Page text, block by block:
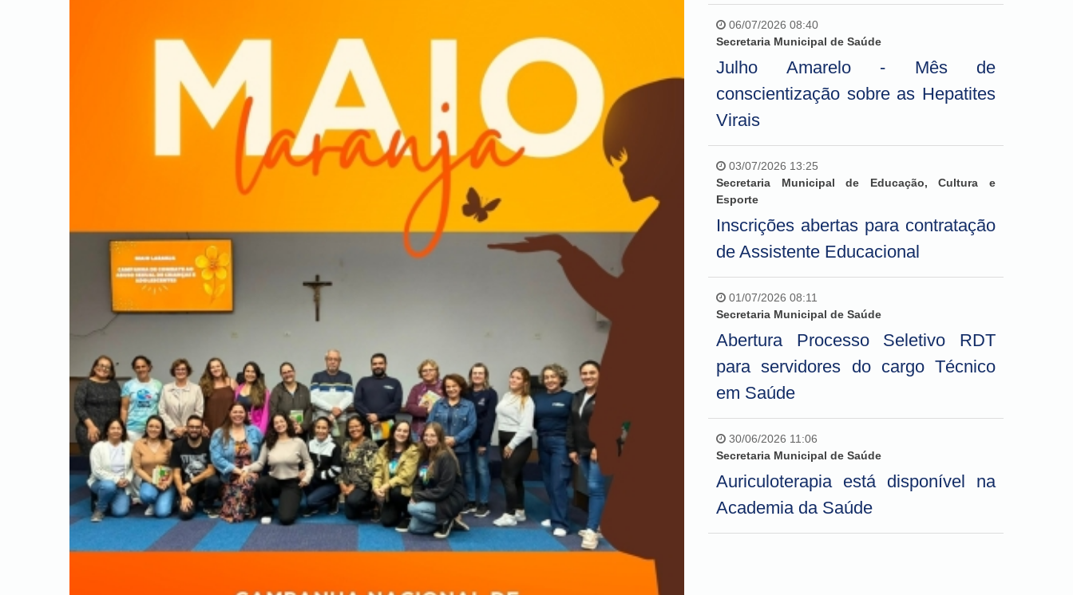
06/07/2026 08:40
Secretaria Municipal de Saúde
Julho Amarelo - Mês de
conscientização sobre as Hepatites
Virais
03/07/2026 13:25
Secretaria Municipal de Educação, Cultura e
Esporte
Inscrições abertas para contratação
de Assistente Educacional
01/07/2026 08:11
Secretaria Municipal de Saúde
Abertura Processo Seletivo RDT
para servidores do cargo Técnico
em Saúde
30/06/2026 11:06
Secretaria Municipal de Saúde
Auriculoterapia está disponível na
Academia da Saúde